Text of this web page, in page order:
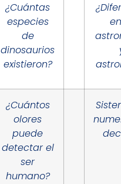
¿Cuántas
especies
de
dinosaurios
existieron?
¿Cuántos
olores
puede
detectar el
ser
humano?